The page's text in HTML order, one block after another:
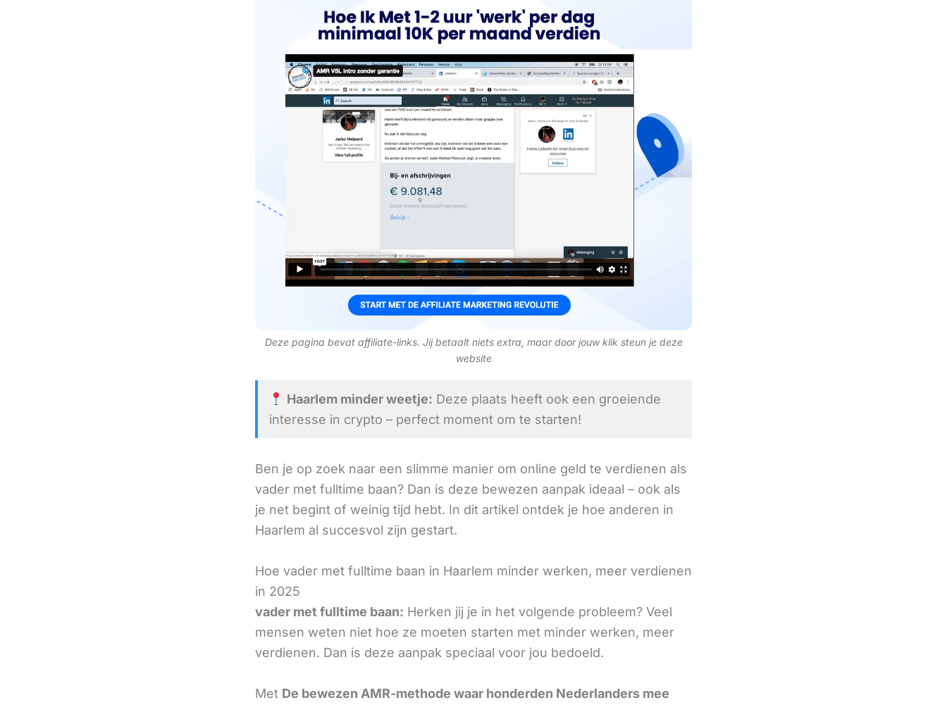
Deze pagina bevat affiliate-links. Jij betaalt niets extra, maar door jouw klik steun je deze
website
Haarlem minder weetje: Deze plaats heeft ook een groeiende
interesse in crypto – perfect moment om te starten!
Ben je op zoek naar een slimme manier om online geld te verdienen als
vader met fulltime baan? Dan is deze bewezen aanpak ideaal – ook als
je net begint of weinig tijd hebt. In dit artikel ontdek je hoe anderen in
Haarlem al succesvol zijn gestart.
Hoe vader met fulltime baan in Haarlem minder werken, meer verdienen
in 2025
vader met fulltime baan: Herken jij je in het volgende probleem? Veel
mensen weten niet hoe ze moeten starten met minder werken, meer
verdienen. Dan is deze aanpak speciaal voor jou bedoeld.
Met De bewezen AMR-methode waar honderden Nederlanders mee